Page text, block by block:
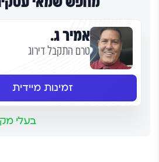
אמיר ג.
טרם התקבל דירוג
זמינות מיידית
בעלי